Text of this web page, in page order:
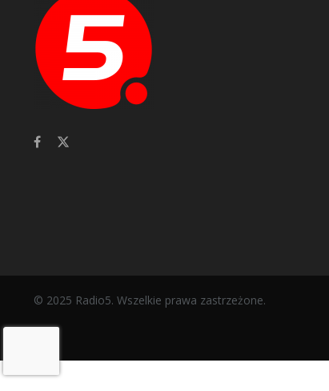
© 2025 Radio5. Wszelkie prawa zastrzeżone.